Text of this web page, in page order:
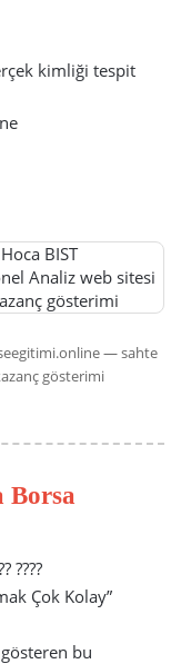
kimliği tespit
— sahte
gösterimi
Borsa
????
Çok Kolay”
bu